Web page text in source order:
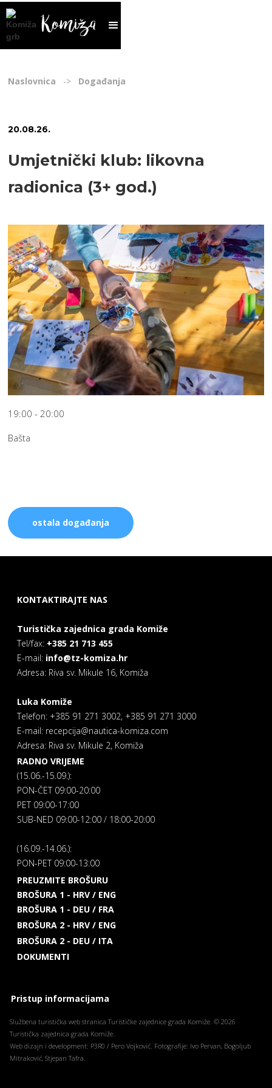
Naslovnica -> Događanja
20.08.26.
Umjetnički klub: likovna
radionica (3+ god.)
19:00 - 20:00
Bašta
ostala događanja
KONTAKTIRAJTE NAS
Turistička zajednica grada Komiže
Tel/fax: +385 21 713 455
E-mail: info@tz-komiza.hr
Adresa: Riva sv. Mikule 16, Komiža
Luka Komiže
Telefon: +385 91 271 3002, +385 91 271 3000
E-mail: recepcija@nautica-komiza.com
Adresa: Riva sv. Mikule 2, Komiža
RADNO VRIJEME
(15.06.-15.09.):
PON-ČET 09:00-20:00
PET 09:00-17:00
SUB-NED 09:00-12:00 / 18:00-20:00
(16.09.-14.06.):
PON-PET 09:00-13:00
PREUZMITE BROŠURU
BROŠURA 1 - HRV / ENG
BROŠURA 1 - DEU / FRA
BROŠURA 2 - HRV / ENG
BROŠURA 2 - DEU / ITA
DOKUMENTI
Pristup informacijama
Službena turistička web stranica Turističke zajednice grada Komiže. © 2026
Turistička zajednica grada Komiže.
Web dizajn i development: P3R0 / Pero Vojković. Fotografije: Ivo Pervan, Bogoljub
Mitraković, Stjepan Tafra.